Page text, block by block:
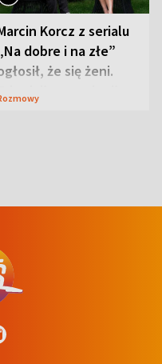
Korcz z serialu
dobre i na złe”
że się żeni.
co zmienił